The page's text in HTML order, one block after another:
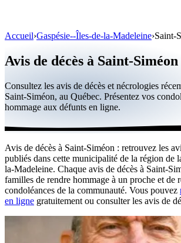
Personnalités publiques
Québec
Canada
International
Par région
Par ville
Maisons funéraires
Accueil›Gaspésie--Îles-de-la-Madeleine›Saint-
Avis de décès à Saint-Siméon
Consultez les avis de décès et nécrologies
Saint-Siméon, au Québec. Présentez vos
hommage aux défunts en ligne.
Avis de décès à Saint-Siméon : retrouvez les
publiés dans cette municipalité de la région de
la-Madeleine. Chaque avis de décès à Saint-
familles de rendre hommage à un proche et de
condoléances de la communauté. Vous pouvez
en ligne gratuitement ou consulter les avis de